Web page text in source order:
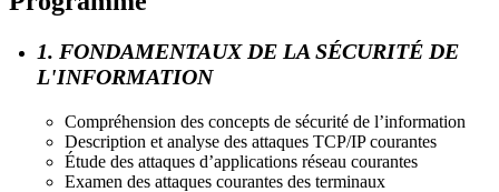
1. FONDAMENTAUX DE LA SÉCURITÉ DE
L'INFORMATION
Compréhension des concepts de sécurité de l’information
Description et analyse des attaques TCP/IP courantes
Étude des attaques d’applications réseau courantes
Examen des attaques courantes des terminaux